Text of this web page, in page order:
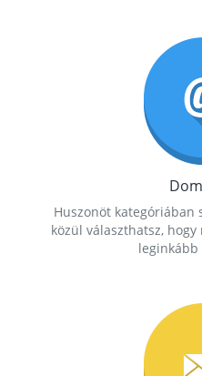
Huszonöt kategóriában
közül választhatsz,